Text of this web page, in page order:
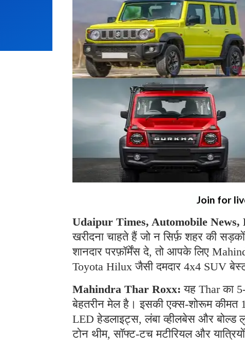
Join for
Udaipur Times, Automobile
खरीदना चाहते हैं जो न सिर्फ़ शहर की
शानदार परफ़ॉर्मेंस दे, तो आपके लिए
Toyota Hilux जैसी दमदार 4x4 SUV
Mahindra Thar Roxx: यह Thar का
बेहतरीन मेल है। इसकी एक्स-शोरूम कीमत
LED हेडलाइट्स, लंबा व्हीलबेस और बोल्ड
टोन थीम, सॉफ्ट-टच मटीरियल और